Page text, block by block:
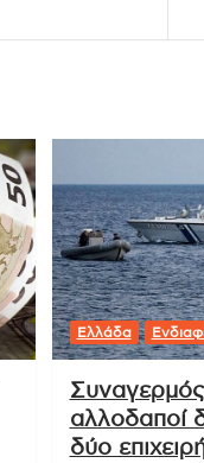
Ελλάδα
αλλοδαποί
δύο